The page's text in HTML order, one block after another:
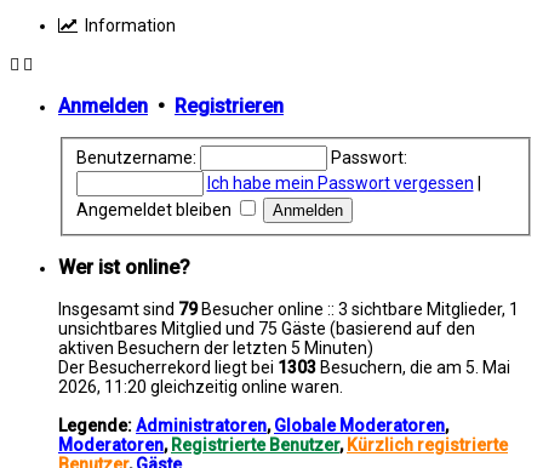
Information
Anmelden • Registrieren
Benutzername:
Passwort:
Ich habe mein Passwort vergessen
Angemeldet bleiben
Wer ist online?
Insgesamt sind 79Besucher online :: 3 sichtbare Mitglieder, 1
unsichtbares Mitglied und 75 Gäste (basierend auf den
aktiven Besuchern der letzten 5 Minuten)
Der Besucherrekord liegt bei 1303 Besuchern, die am 5. Mai
2026, 11:20 gleichzeitig online waren.
Legende:Administratoren,Globale Moderatoren,
Moderatoren, Registrierte Benutzer, Kürzlich registrierte
Benutzer,Gäste